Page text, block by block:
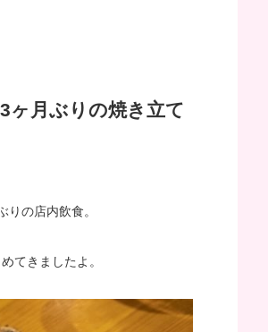
ヶ月ぶりの焼き立て
の店内飲食。
てきましたよ。